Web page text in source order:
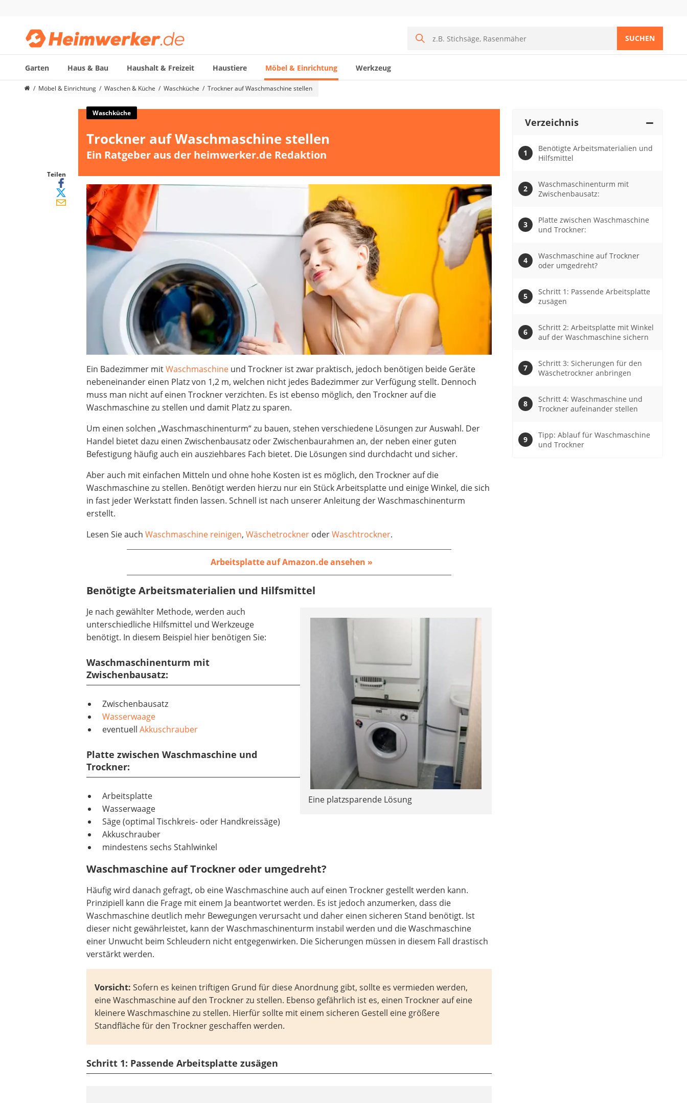
SUCHEN
Garten Haus & Bau Haushalt & Freizeit Haustiere Möbel & Einrichtung Werkzeug
Die beliebtesten Vergleiche nach Kategorie
Spülrandloses WC
Daunendecken
Backofen
HiFi-Lautsprecher
Samsung-Waschmaschine
LED-Feuchtraumleuchte
Decke mit Ärmeln
Schraubendreher-Set
Sägekettenschärfgerät
Möbel & Einrichtung Waschen & Küche Waschküche Trockner auf Waschmaschine stellen
Teilen
Waschküche
Trockner auf Waschmaschine stellen
Ein Ratgeber aus der heimwerker.de Redaktion
Ein Badezimmer mitWaschmaschine und Trockner ist zwar praktisch, jedoch benötigen beide Geräte
nebeneinander einen Platz von 1,2 m, welchen nicht jedes Badezimmer zur Verfügung stellt. Dennoch
muss man nicht auf einen Trockner verzichten. Es ist ebenso möglich, den Trockner auf die
Waschmaschine zu stellen und damit Platz zu sparen.
Um einen solchen „Waschmaschinenturm“ zu bauen, stehen verschiedene Lösungen zur Auswahl. Der
Handel bietet dazu einen Zwischenbausatz oder Zwischenbaurahmen an, der neben einer guten
Befestigung häufig auch ein ausziehbares Fach bietet. Die Lösungen sind durchdacht und sicher.
Aber auch mit einfachen Mitteln und ohne hohe Kosten ist es möglich, den Trockner auf die
Waschmaschine zu stellen. Benötigt werden hierzu nur ein Stück Arbeitsplatte und einige Winkel, die sich
in fast jeder Werkstatt finden lassen. Schnell ist nach unserer Anleitung der Waschmaschinenturm
erstellt.
Lesen Sie auchWaschmaschine reinigen,Wäschetrockner oderWaschtrockner.
Arbeitsplatte auf Amazon.de ansehen »
Benötigte Arbeitsmaterialien und Hilfsmittel
Eine platzsparende Lösung
Je nach gewählter Methode, werden auch
unterschiedliche Hilfsmittel und Werkzeuge
benötigt. In diesem Beispiel hier benötigen Sie:
Waschmaschinenturm mit
Zwischenbausatz:
Zwischenbausatz
Wasserwaage
eventuell Akkuschrauber
Platte zwischen Waschmaschine und
Trockner:
Arbeitsplatte
Wasserwaage
Säge (optimal Tischkreis- oder Handkreissäge)
Akkuschrauber
mindestens sechs Stahlwinkel
Waschmaschine auf Trockner oder umgedreht?
Häufig wird danach gefragt, ob eine Waschmaschine auch auf einen Trockner gestellt werden kann.
Prinzipiell kann die Frage mit einem Ja beantwortet werden. Es ist jedoch anzumerken, dass die
Waschmaschine deutlich mehr Bewegungen verursacht und daher einen sicheren Stand benötigt. Ist
dieser nicht gewährleistet, kann der Waschmaschinenturm instabil werden und die Waschmaschine
einer Unwucht beim Schleudern nicht entgegenwirken. Die Sicherungen müssen in diesem Fall drastisch
verstärkt werden.
Vorsicht: Sofern es keinen triftigen Grund für diese Anordnung gibt, sollte es vermieden werden,
eine Waschmaschine auf den Trockner zu stellen. Ebenso gefährlich ist es, einen Trockner auf eine
kleinere Waschmaschine zu stellen. Hierfür sollte mit einem sicheren Gestell eine größere
Standfläche für den Trockner geschaffen werden.
Schritt 1: Passende Arbeitsplatte zusägen
Verzeichnis
Benötigte Arbeitsmaterialien und
Hilfsmittel
Waschmaschinenturm mit
Zwischenbausatz:
Platte zwischen Waschmaschine
und Trockner:
Waschmaschine auf Trockner
oder umgedreht?
Schritt 1: Passende Arbeitsplatte
zusägen
Schritt 2: Arbeitsplatte mit Winkel
auf der Waschmaschine sichern
Schritt 3: Sicherungen für den
Wäschetrockner anbringen
Schritt 4: Waschmaschine und
Trockner aufeinander stellen
Tipp: Ablauf für Waschmaschine
und Trockner